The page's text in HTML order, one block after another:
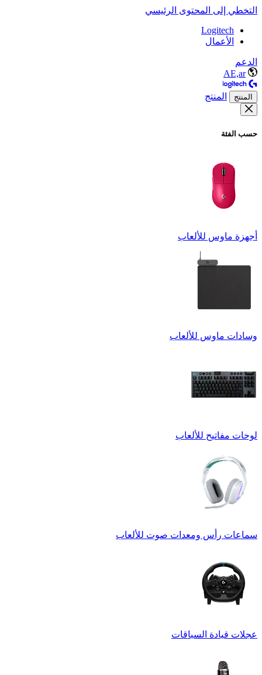
التخطي إلى المحتوى الرئيسي
Logitech
الأعمال
الدعم
AE,ar
المنتج المنتج
حسب الفئة
أجهزة ماوس للألعاب
وسادات ماوس للألعاب
لوحات مفاتيح للألعاب
سماعات رأس ومعدات صوت للألعاب
عجلات قيادة السباقات